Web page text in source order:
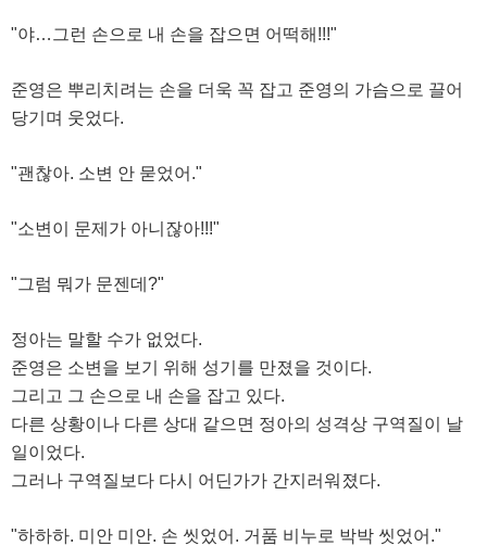
"야…그런 손으로 내 손을 잡으면 어떡해!!!"
준영은 뿌리치려는 손을 더욱 꼭 잡고 준영의 가슴으로 끌어
당기며 웃었다.
"괜찮아. 소변 안 묻었어."
"소변이 문제가 아니잖아!!!"
"그럼 뭐가 문젠데?"
정아는 말할 수가 없었다.
준영은 소변을 보기 위해 성기를 만졌을 것이다.
그리고 그 손으로 내 손을 잡고 있다.
다른 상황이나 다른 상대 같으면 정아의 성격상 구역질이 날
일이었다.
그러나 구역질보다 다시 어딘가가 간지러워졌다.
"하하하. 미안 미안. 손 씻었어. 거품 비누로 박박 씻었어."